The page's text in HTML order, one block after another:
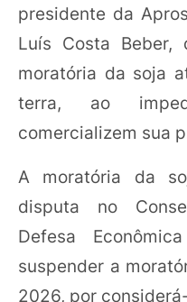
presidente da
Luís Costa Beber,
moratória da soja
terra, ao
comercializem sua
A moratória da
disputa no
Defesa
suspender a
2026, por